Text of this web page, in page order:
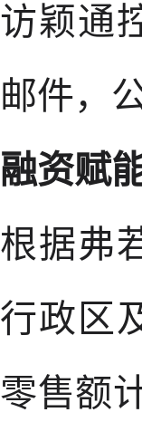
访颖通
邮件，
融资赋
根据弗
行政区
零售额